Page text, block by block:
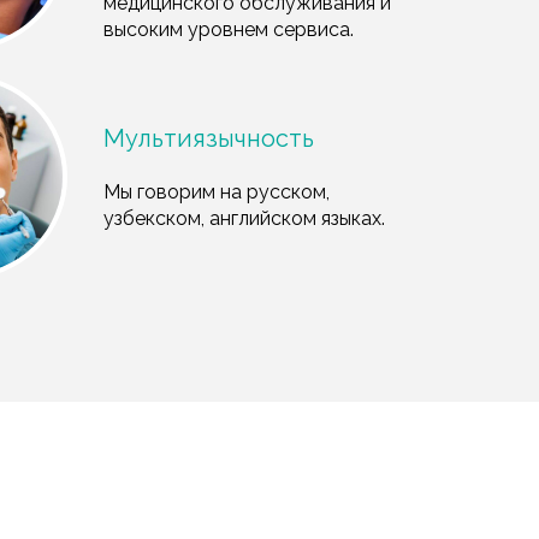
высоким уровнем сервиса.
Мультиязычность
Мы говорим на русском,
узбекском, английском языках.